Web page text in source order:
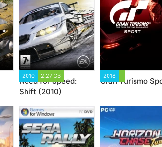
2010 2.27 GB
Need for Speed:
Shift (2010)
2018
Gran Turismo